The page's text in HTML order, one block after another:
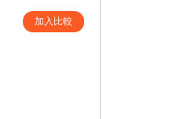
加入比較